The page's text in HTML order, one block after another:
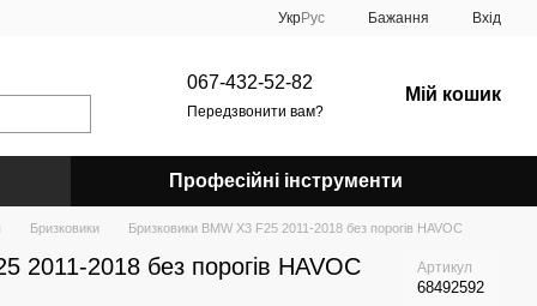
УкрРус Бажання Вхід
067-432-52-82
Передзвонити вам?
Мій кошик
Професійні інструменти
Бризковики Бризковики BMW X3 F25 2011-2018 без порогів HAVOC
2011-2018 без порогів HAVOC Артикул
68492592